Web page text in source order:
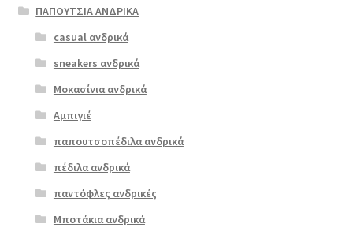
Ragazza
0791 άμμος
ΠΡΟΣΦΟΡΆ!
65.00
Original
price
€65.00.
€ 52.00Η
τρέχουσα
είναι:
€52.00.
έχει
πολλαπλές
επιλογές
μπορούν
επιλεγούν
στη
σελίδα
προϊόντος
ΠΑΠΟΥΤΣΙΑ ΑΝΔΡΙΚΑ
casual ανδρικά
sneakers ανδρικά
Μοκασίνια ανδρικά
Αμπιγιέ
παπουτσοπέδιλα ανδρικά
πέδιλα ανδρικά
παντόφλες ανδρικές
Μποτάκια ανδρικά